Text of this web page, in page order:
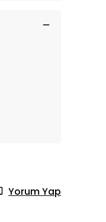
Yorum Yap